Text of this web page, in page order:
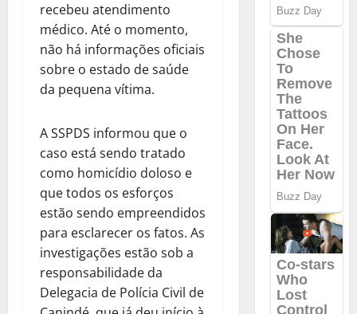
recebeu atendimento
médico. Até o momento,
não há informações oficiais
sobre o estado de saúde
da pequena vítima.
A SSPDS informou que o
caso está sendo tratado
como homicídio doloso e
que todos os esforços
estão sendo empreendidos
para esclarecer os fatos. As
investigações estão sob a
responsabilidade da
Delegacia de Polícia Civil de